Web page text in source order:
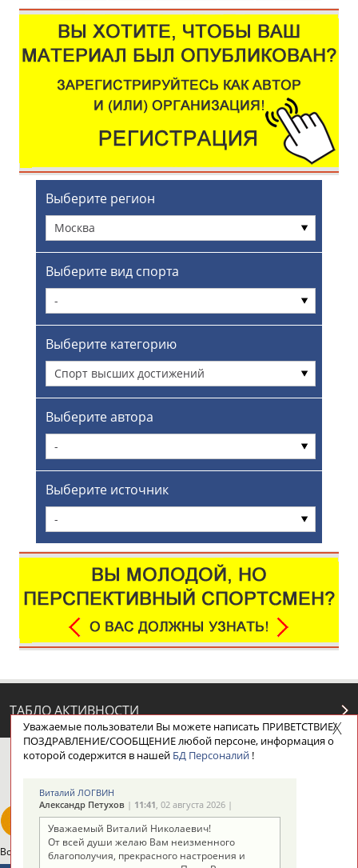
Выберите регион
Москва
Выберите вид спорта
-
Выберите категорию
Спорт высших достижений
Выберите автора
-
Выберите источник
-
ТАБЛО АКТИВНОСТИ
ЦЕЛИ ПРОЕКТА НАШИ КНОПКИ
Вопросы сотрудничества и совместной деятельности
Уважаемые пользователи Вы можете написать ПРИВЕТСТВИЕ/
ПОЗДРАВЛЕНИЕ/СООБЩЕНИЕ любой персоне, информация о
которой содержится в нашей БД Персоналий!
Виталий ЛОГВИН
Александр Петухов| 11:41, 02 августа 2026 |
Уважаемый Виталий Николаевич!
От всей души желаю Вам неизменного
благополучия, прекрасного настроения и